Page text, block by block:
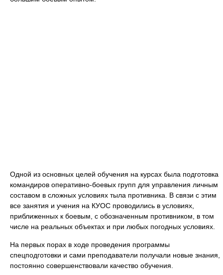
Одной из основных целей обучения на курсах была подготовка
командиров оперативно-боевых групп для управления личным
составом в сложных условиях тыла противника. В связи с этим
все занятия и учения на КУОС проводились в условиях,
приближенных к боевым, с обозначенным противником, в том
числе на реальных объектах и при любых погодных условиях.
На первых порах в ходе проведения программы
спецподготовки и сами преподаватели получали новые знания,
постоянно совершенствовали качество обучения.